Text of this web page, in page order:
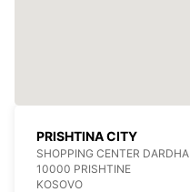
PRISHTINA CITY
SHOPPING CENTER DARDHA
10000 PRISHTINE
KOSOVO